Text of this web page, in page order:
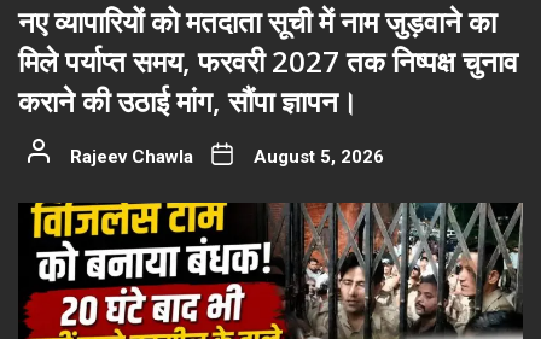
नए व्यापारियों को मतदाता सूची में नाम जुड़वाने का
मिले पर्याप्त समय, फरवरी 2027 तक निष्पक्ष चुनाव
कराने की उठाई मांग, सौंपा ज्ञापन।
Rajeev Chawla August 5, 2026